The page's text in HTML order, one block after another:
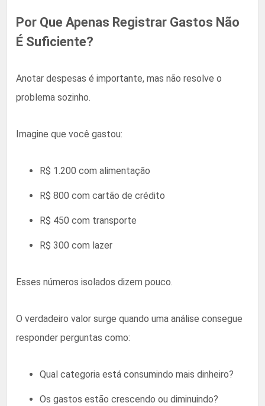
Por Que Apenas Registrar Gastos Não
É Suficiente?
Anotar despesas é importante, mas não resolve o
problema sozinho.
Imagine que você gastou:
R$ 1.200 com alimentação
R$ 800 com cartão de crédito
R$ 450 com transporte
R$ 300 com lazer
Esses números isolados dizem pouco.
O verdadeiro valor surge quando uma análise consegue
responder perguntas como:
Qual categoria está consumindo mais dinheiro?
Os gastos estão crescendo ou diminuindo?